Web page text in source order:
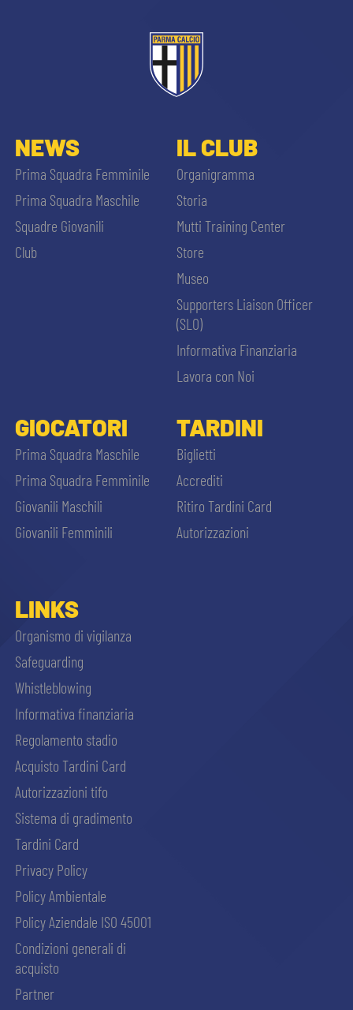
NEWS
Prima Squadra Femminile
Prima Squadra Maschile
Squadre Giovanili
Club
IL CLUB
Organigramma
Storia
Mutti Training Center
Store
Museo
Supporters Liaison Officer
(SLO)
Informativa Finanziaria
Lavora con Noi
GIOCATORI
Prima Squadra Maschile
Prima Squadra Femminile
Giovanili Maschili
Giovanili Femminili
TARDINI
Biglietti
Accrediti
Ritiro Tardini Card
Autorizzazioni
LINKS
Organismo di vigilanza
Safeguarding
Whistleblowing
Informativa finanziaria
Regolamento stadio
Acquisto Tardini Card
Autorizzazioni tifo
Sistema di gradimento
Tardini Card
Privacy Policy
Policy Ambientale
Policy Aziendale ISO 45001
Condizioni generali di
acquisto
Partner
ACCETTA E SALVA